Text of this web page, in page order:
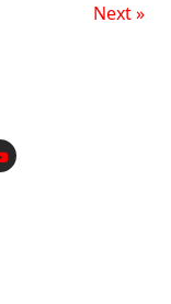
Next »